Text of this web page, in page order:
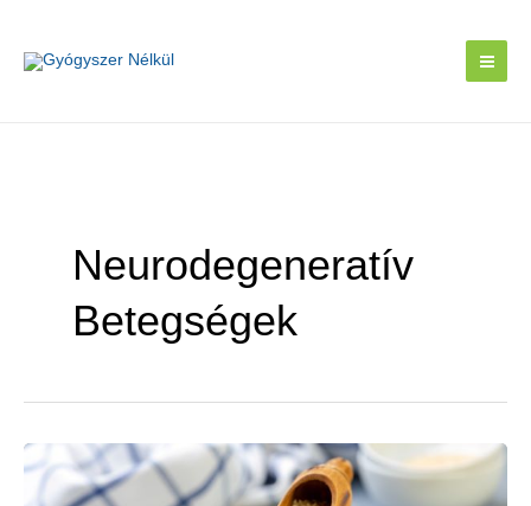
content
Neurodegeneratív
Betegségek